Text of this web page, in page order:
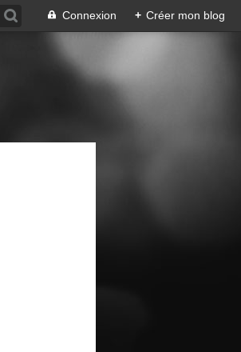
Connexion + Créer mon blog